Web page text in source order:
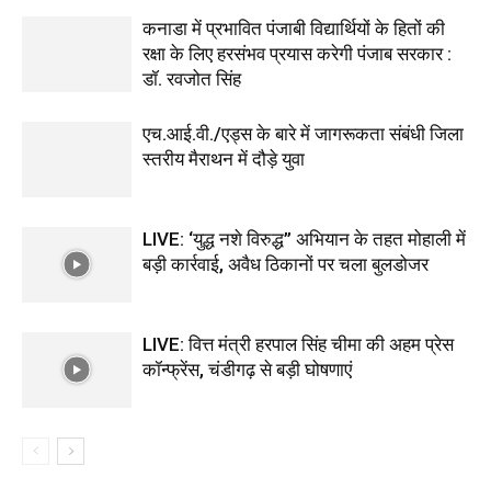
कनाडा में प्रभावित पंजाबी विद्यार्थियों के हितों की
रक्षा के लिए हरसंभव प्रयास करेगी पंजाब सरकार :
डॉ. रवजोत सिंह
एच.आई.वी./एड्स के बारे में जागरूकता संबंधी जिला
स्तरीय मैराथन में दौड़े युवा
LIVE: ‘युद्ध नशे विरुद्ध” अभियान के तहत मोहाली में
बड़ी कार्रवाई, अवैध ठिकानों पर चला बुलडोजर
LIVE: वित्त मंत्री हरपाल सिंह चीमा की अहम प्रेस
कॉन्फ्रेंस, चंडीगढ़ से बड़ी घोषणाएं